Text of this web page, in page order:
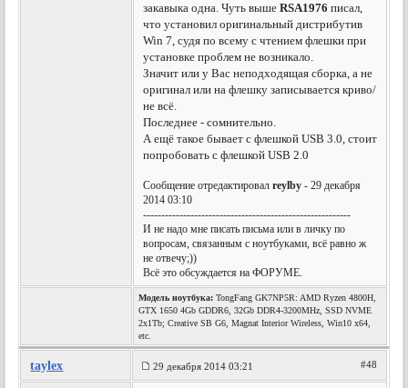
закавыка одна. Чуть вышеRSA1976 писал,
что установил оригинальный дистрибутив
Win 7, судя по всему с чтением флешки при
установке проблем не возникало.
Значит или у Вас неподходящая сборка, а не
оригинал или на флешку записывается криво/
не всё.
Последнее - сомнительно.
А ещё такое бывает с флешкой USB 3.0, стоит
попробовать с флешкой USB 2.0
Сообщение отредактировалreylby - 29 декабря
2014 03:10
---------------------------------------------------------
И не надо мне писать письма или в личку по
вопросам, связанным с ноутбуками, всё равно ж
не отвечу;))
Всё это обсуждается на ФОРУМЕ.
Модель ноутбука: TongFang GK7NP5R: AMD Ryzen 4800H,
GTX 1650 4Gb GDDR6, 32Gb DDR4-3200MHz, SSD NVME
2x1Tb; Creative SB G6, Magnat Interior Wireless, Win10 x64,
etc.
taylex 29 декабря 2014 03:21 #48